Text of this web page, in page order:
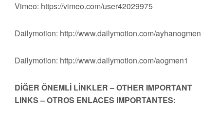
Vimeo: https://vimeo.com/user42029975
Dailymotion: http://www.dailymotion.com/ayhanogmen
Dailymotion: http://www.dailymotion.com/aogmen1
DİĞER ÖNEMLİ LİNKLER – OTHER IMPORTANT
LINKS – OTROS ENLACES IMPORTANTES: